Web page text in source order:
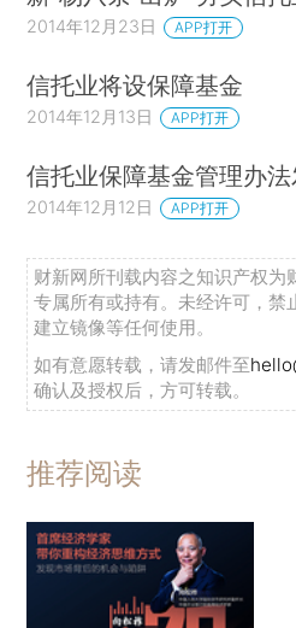
2014年12月23日 APP打开
信托业将设保障基金
2014年12月13日 APP打开
信托业保障基金管理办法
2014年12月12日 APP打开
财新网所刊载内容之知识产权为
专属所有或持有。未经许可，禁
建立镜像等任何使用。
如有意愿转载，请发邮件至
确认及授权后，方可转载。
推荐阅读